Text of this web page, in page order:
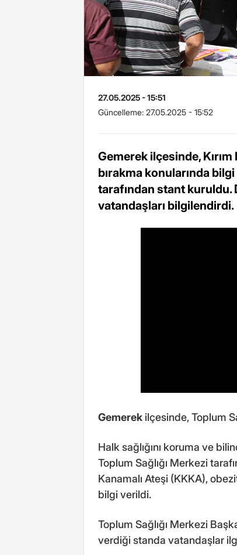
27.05.2025 - 15:51
Güncelleme: 27.05.2025 - 15:52
Gemerek ilçesinde,
bırakma konularında
tarafından stant kuruldu.
vatandaşları bilgilendirdi.
Gemerek ilçesinde, Toplum
Halk sağlığını koruma ve
Toplum Sağlığı Merkezi
Kanamalı Ateşi (KKKA),
bilgi verildi.
Toplum Sağlığı Merkezi
verdiği standa vatandaşlar